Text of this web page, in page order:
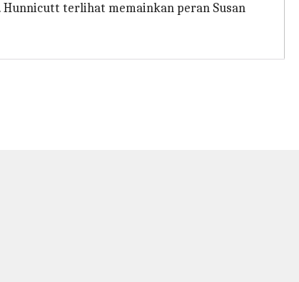
Hunnicutt terlihat memainkan peran Susan